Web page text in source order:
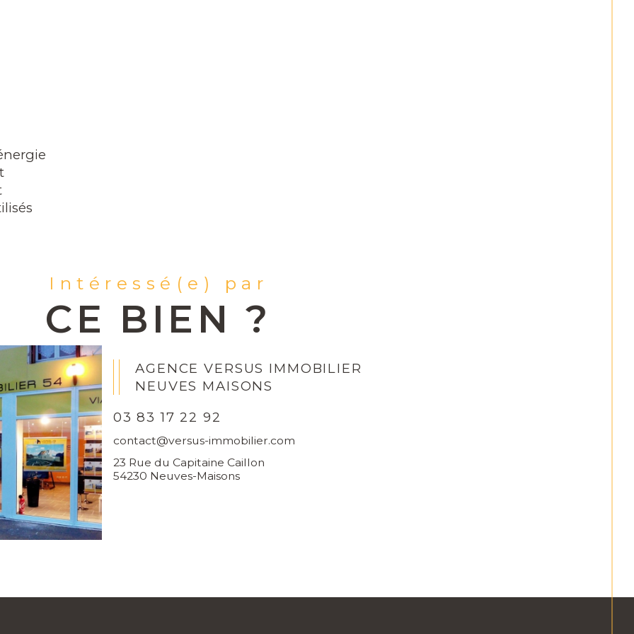
Intéressé(e) par
CE BIEN ?
AGENCE VERSUS IMMOBILIER
NEUVES MAISONS
03 83 17 22 92
contact@versus-immobilier.com
23 Rue du Capitaine Caillon
54230 Neuves-Maisons